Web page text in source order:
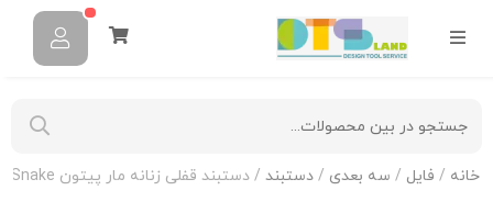
خانه / فایل / سه بعدی / دستبند / دستبند قفلی زنانه مار پیتون Snake